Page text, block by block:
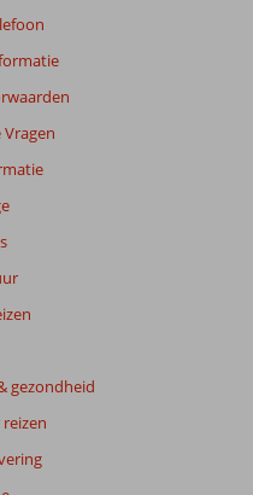
Vragen
gezondheid